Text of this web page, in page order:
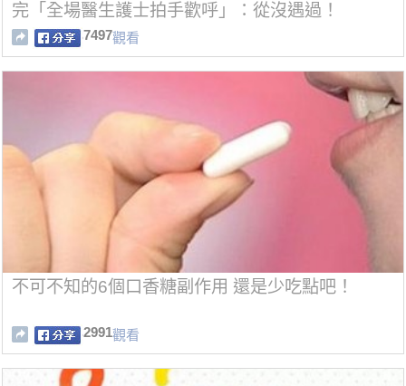
完「全場醫生護士拍手歡呼」：從沒遇過！
7497觀看
不可不知的6個口香糖副作用 還是少吃點吧！
2991觀看